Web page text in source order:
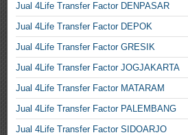
Jual 4Life Transfer Factor DENPASAR
Jual 4Life Transfer Factor DEPOK
Jual 4Life Transfer Factor GRESIK
Jual 4Life Transfer Factor JOGJAKARTA
Jual 4Life Transfer Factor MATARAM
Jual 4Life Transfer Factor PALEMBANG
Jual 4Life Transfer Factor SIDOARJO